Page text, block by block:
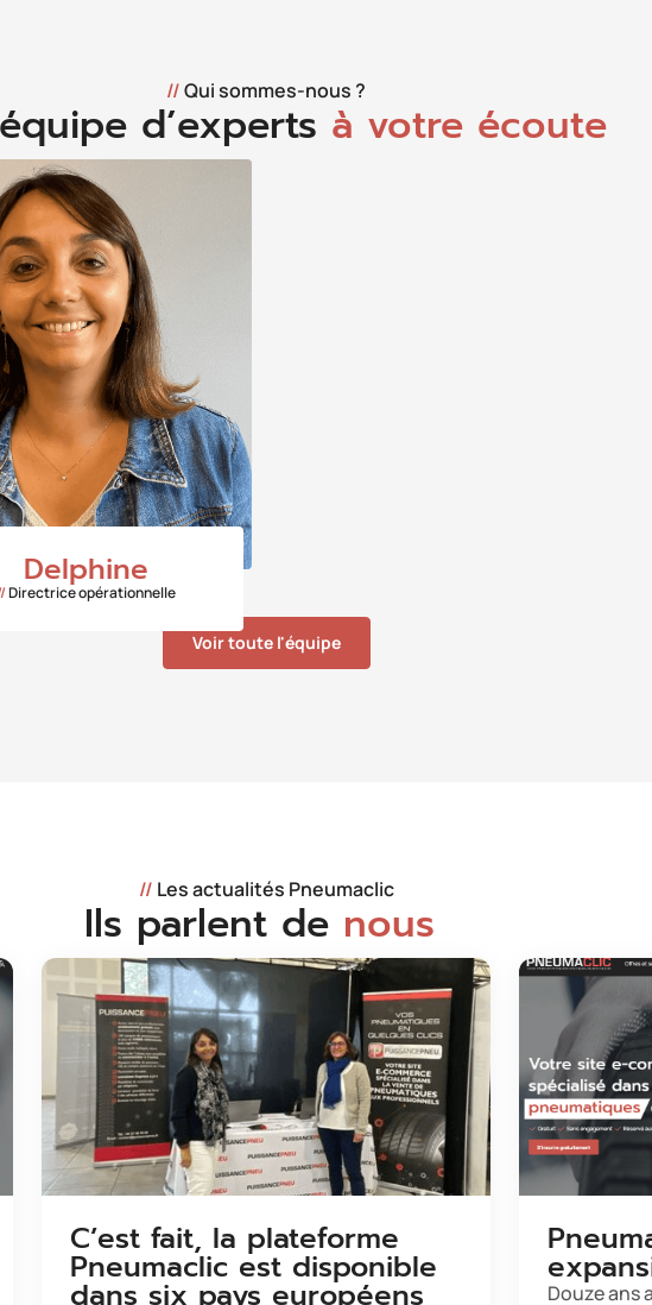
//Qui sommes-nous ?
d’experts à votre écoute
Delphine
Directrice opérationnelle
Voir toute l'équipe
// Les actualités Pneumaclic
Ils parlent de nous
C’est fait, la plateforme
Pneumaclic est disponible
dans six pays européens
Douze ans